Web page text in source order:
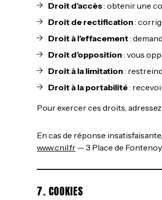
Droit d’accès: obtenir une
Droit de rectification :
Droit à l’effacement:
Droit d’opposition : vous
Droit à la limitation :
Droit à la portabilité:
Pour exercer ces droits,
En cas de réponse
www.cnil.fr — 3 Place de
7. COOKIES